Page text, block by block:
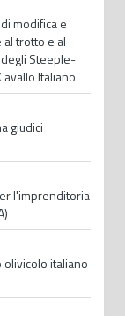
modifica e
trotto e al
degli Steeple-
Italiano
giudici
l'imprenditoria
italiano